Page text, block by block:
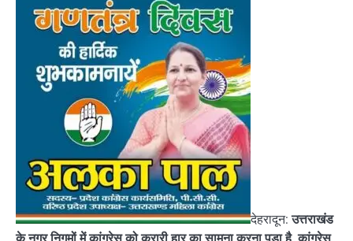
देहरादून: उत्तराखंड